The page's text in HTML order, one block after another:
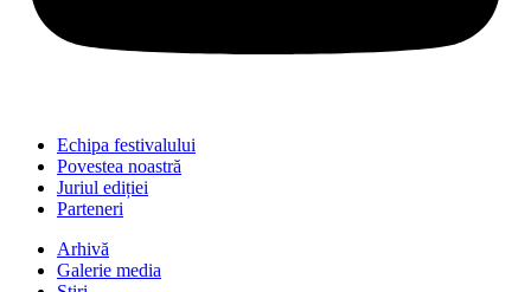
Echipa festivalului
Povestea noastră
Juriul ediției
Parteneri
Arhivă
Galerie media